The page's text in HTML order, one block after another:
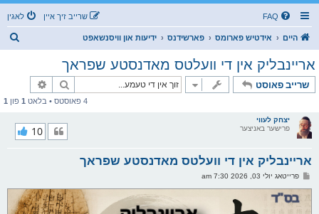
FAQ לאגין שרייב זיך איין
היים אידטיש פארומס פארשידנס ידיעות און וויסנשאפט
אריינבליק אין די וועלטס מאדנסטע שפראך
שרייב פאוסט זוך
4 פאוסטס • בלאט 1 פון 1
יצחק לעווי
פרישער באניצער
אריינבליק אין די וועלטס מאדנסטע שפראך
10
פ
ס
פרייטאג יולי 03, 2026 7:30 am